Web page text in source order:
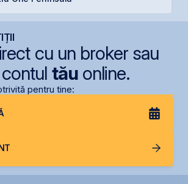
cu un broker sau
tăuonline.
pentru tine: